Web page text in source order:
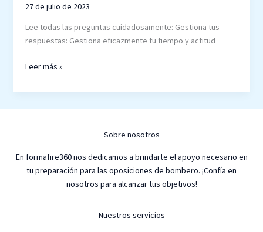
27 de julio de 2023
Lee todas las preguntas cuidadosamente: Gestiona tus
respuestas: Gestiona eficazmente tu tiempo y actitud
Leer más »
Sobre nosotros
En formafire360 nos dedicamos a brindarte el apoyo necesario en
tu preparación para las oposiciones de bombero. ¡Confía en
nosotros para alcanzar tus objetivos!
Nuestros servicios